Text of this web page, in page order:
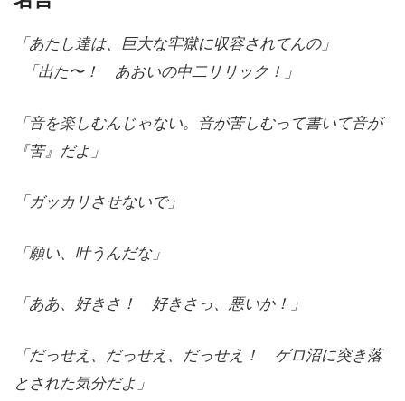
「あたし達は、巨大な牢獄に収容されてんの」
「出た〜！　あおいの中二リリック！」
「音を楽しむんじゃない。音が苦しむって書いて音が
『苦』だよ」
「ガッカリさせないで」
「願い、叶うんだな」
「ああ、好きさ！　好きさっ、悪いか！」
「だっせえ、だっせえ、だっせえ！　ゲロ沼に突き落
とされた気分だよ」